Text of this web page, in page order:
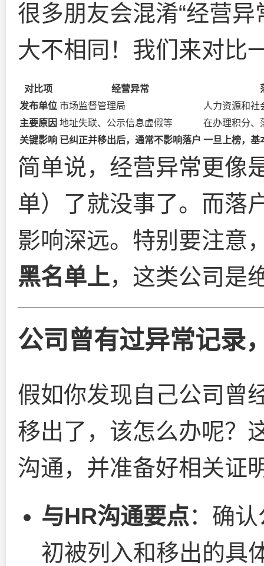
很多朋友会混淆“经营异
大不相同！我们来对比
对比项 经营异常
发布单位 市场监督管理局
人力资源和社
主要原因 地址失联、公示信息虚假等
在办理积分、
关键影响 已纠正并移出后，通常不影响落户 一旦上榜，基
简单说，经营异常更像
单）了就没事了。而落
影响深远。特别要注意
黑名单上，这类公司是
公司曾有过异常记录
假如你发现自己公司曾
移出了，该怎么办呢？
沟通，并准备好相关证
与HR沟通要点：确
初被列入和移出的具